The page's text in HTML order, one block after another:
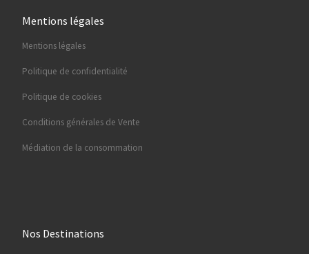
Mentions légales
Mentions légales
Politique de confidentialité
Politique de cookies
Conditions générales de Vente
Médiation de la consommation
Nos Destinations